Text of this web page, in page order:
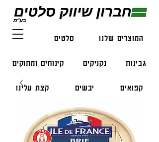
המוצרים שלנו סלטים דגים
גבינות נקניקים קינוחים ומתוקים
קפואים יבשים קצת עלינו
צור קשר